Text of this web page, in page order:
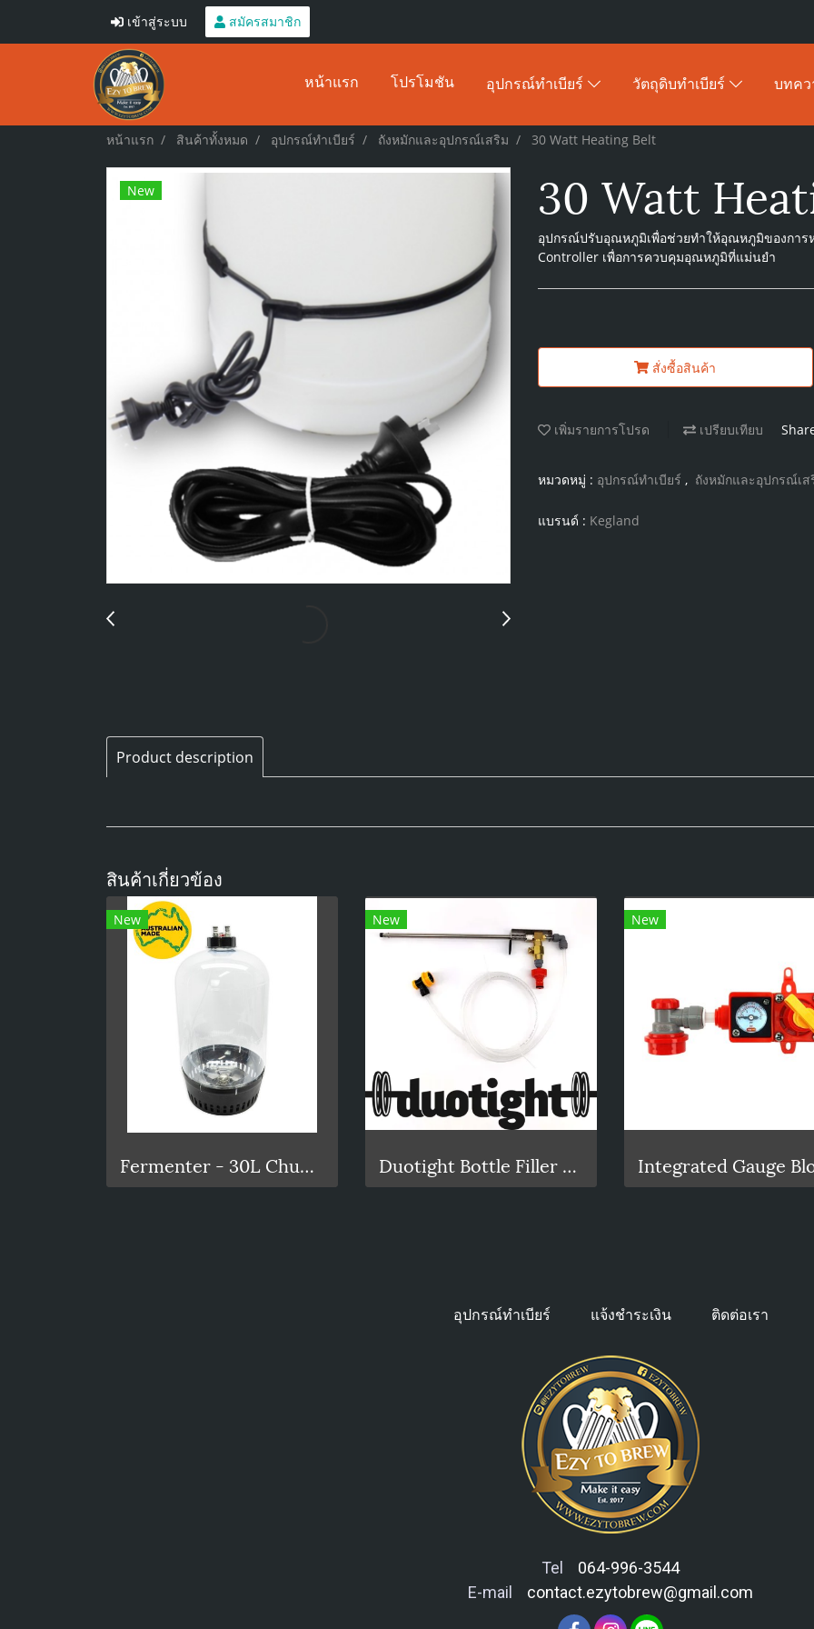
เข้าสู่ระบบ สมัครสมาชิก
หน้าแรก โปรโมชัน อุปกรณ์ทำเบียร์ วัตถุดิบทำเบียร์ บทค
หน้าแรก สินค้าทั้งหมด อุปกรณ์ทำเบียร์ ถังหมักและอุปกรณ์เสริม 30 Watt Heating Belt
New 30 Watt
อุปกรณ์ปรับอุณหภูมิเพื่อช่วยทำให้อุณหภูมิของกา
Controller เพื่อการควบคุมอุณหภูมิที่แม่นยำ
สั่งซื้อสินค้า
เพิ่มรายการโปรด เปรียบเทียบ
หมวดหมู่ : อุปกรณ์ทำเบียร์ , ถังหมักและอุปกรณ์เส
แบรนด์ : Kegland
Product description
สินค้าเกี่ยวข้อง
New
Fermenter - 30L Chubby Pressure Fermenter With Spunding Valve
New
Duotight Bottle Filler Beer Gun
New
อุปกรณ์ทำเบียร์ แจ้งชำระเงิน ติดต่อเรา
Tel
064-996-3544
E-mail
contact.ezytobrew@gmail.com